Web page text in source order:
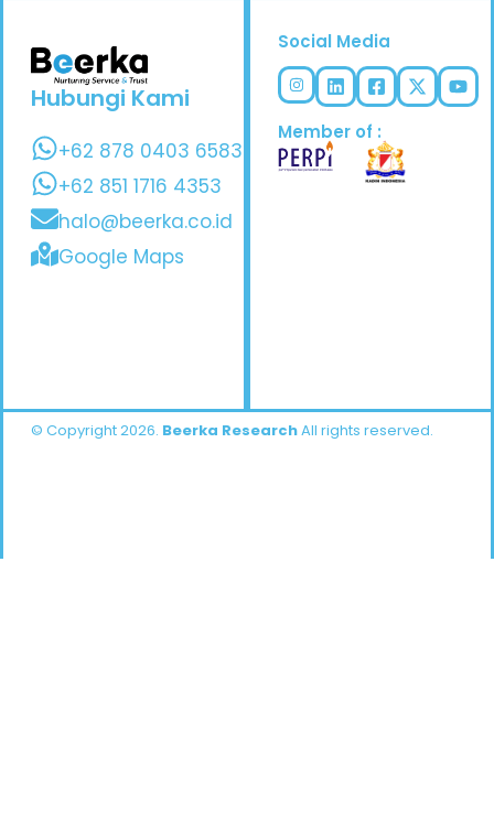
Hubungi Kami
+62 878 0403 6583
+62 851 1716 4353
halo@beerka.co.id
Google Maps
Social Media
Member of :
© Copyright 2026. Beerka ResearchAll rights reserved.